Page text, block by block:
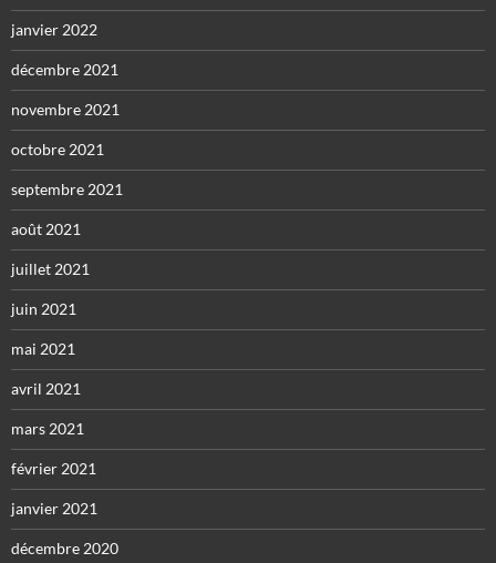
janvier 2022
décembre 2021
novembre 2021
octobre 2021
septembre 2021
août 2021
juillet 2021
juin 2021
mai 2021
avril 2021
mars 2021
février 2021
janvier 2021
décembre 2020